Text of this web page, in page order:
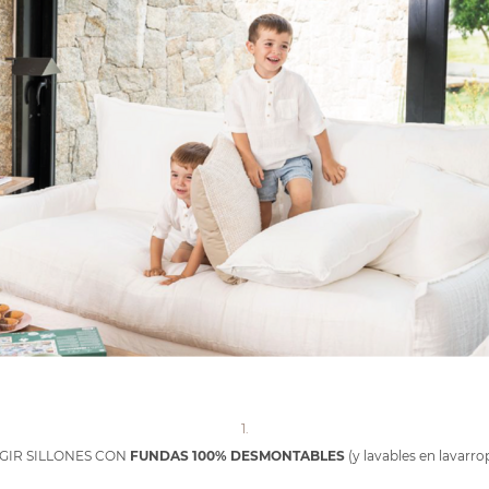
1.
SILLONES CON FUNDAS 100% DESMONTABLES (y lavables en